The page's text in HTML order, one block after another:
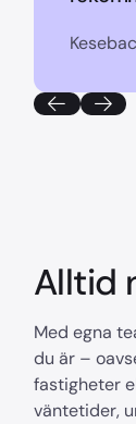
Alltid
Med egna
du är –
fastigheter
väntetider,